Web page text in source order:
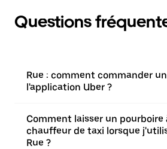
Questions
Rue : comment commander
l'application Uber ?
Comment laisser un pourboire
chauffeur de taxi lorsque
Rue ?